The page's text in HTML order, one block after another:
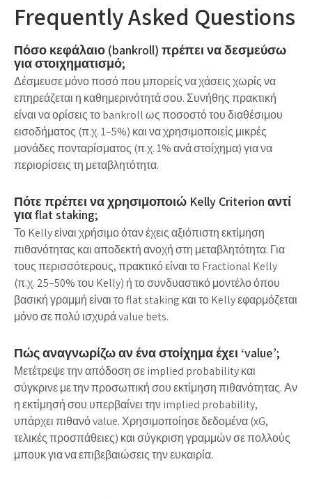
Frequently Asked Questions
Πόσο κεφάλαιο (bankroll) πρέπει να δεσμεύσω
για στοιχηματισμό;
Δέσμευσε μόνο ποσό που μπορείς να χάσεις χωρίς να
επηρεάζεται η καθημερινότητά σου. Συνήθης πρακτική
είναι να ορίσεις το bankroll ως ποσοστό του διαθέσιμου
εισοδήματος (π.χ. 1–5%) και να χρησιμοποιείς μικρές
μονάδες πονταρίσματος (π.χ. 1% ανά στοίχημα) για να
περιορίσεις τη μεταβλητότητα.
Πότε πρέπει να χρησιμοποιώ Kelly Criterion αντί
για flat staking;
Το Kelly είναι χρήσιμο όταν έχεις αξιόπιστη εκτίμηση
πιθανότητας και αποδεκτή ανοχή στη μεταβλητότητα. Για
τους περισσότερους, πρακτικό είναι το Fractional Kelly
(π.χ. 25–50% του Kelly) ή το συνδυαστικό μοντέλο όπου
βασική γραμμή είναι το flat staking και το Kelly εφαρμόζεται
μόνο σε πολύ ισχυρά value bets.
Πώς αναγνωρίζω αν ένα στοίχημα έχει ‘value’;
Μετέτρεψε την απόδοση σε implied probability και
σύγκρινε με την προσωπική σου εκτίμηση πιθανότητας. Αν
η εκτίμησή σου υπερβαίνει την implied probability,
υπάρχει πιθανό value. Χρησιμοποίησε δεδομένα (xG,
τελικές προσπάθειες) και σύγκριση γραμμών σε πολλούς
μπουκ για να επιβεβαιώσεις την ευκαιρία.